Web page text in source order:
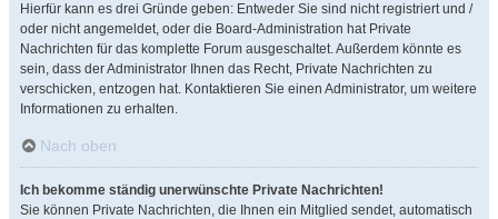
Hierfür kann es drei Gründe geben: Entweder Sie sind nicht registriert und /
oder nicht angemeldet, oder die Board-Administration hat Private
Nachrichten für das komplette Forum ausgeschaltet. Außerdem könnte es
sein, dass der Administrator Ihnen das Recht, Private Nachrichten zu
verschicken, entzogen hat. Kontaktieren Sie einen Administrator, um weitere
Informationen zu erhalten.
Nach oben
Ich bekomme ständig unerwünschte Private Nachrichten!
Sie können Private Nachrichten, die Ihnen ein Mitglied sendet, automatisch